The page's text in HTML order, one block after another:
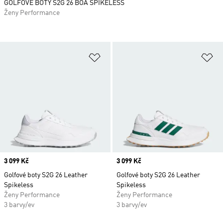
Price
3 099 Kč
Golfové boty S2G 26 Leather
Spikeless
Ženy Performance
3 barvy/ev
Price
3 099 Kč
Golfové boty S2G 26 Leather
Spikeless
Ženy Performance
3 barvy/ev
GOLFOVÉ BOTY S2G 26 BOA SPIKELESS
Ženy Performance